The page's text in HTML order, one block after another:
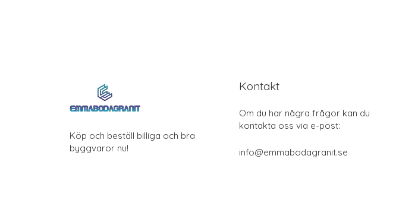
Köp och beställ billiga och bra
byggvaror nu!
Kontakt
Om du har några frågor kan du
kontakta oss via e-post:
info@emmabodagranit.se